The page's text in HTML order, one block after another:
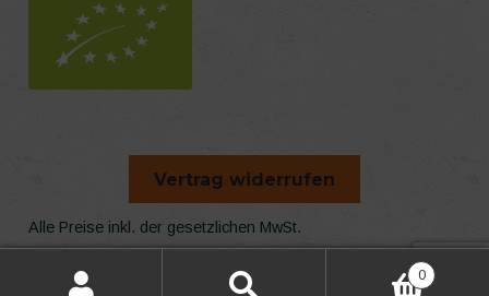
Vertrag widerrufen
Alle Preise inkl. der gesetzlichen MwSt.
Die durchgestrichenen Preise entsprechen dem bisherigen
Preis in diesem Online-Shop.
0